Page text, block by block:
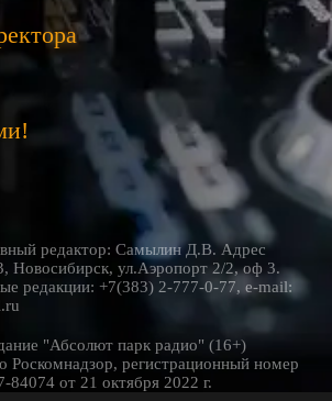
редактор: Самылин Д.В. Адрес
Новосибирск, ул.Аэропорт 2/2, оф 3.
редакции: +7(383) 2-777-0-77, e-mail:
"Абсолют парк радио" (16+)
Роскомнадзор, регистрационный номер
от 21 октября 2022 г.